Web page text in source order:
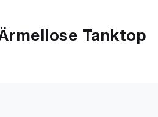
Tanktop